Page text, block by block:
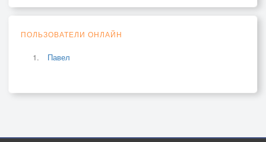
ПОЛЬЗОВАТЕЛИ ОНЛАЙН
Павел